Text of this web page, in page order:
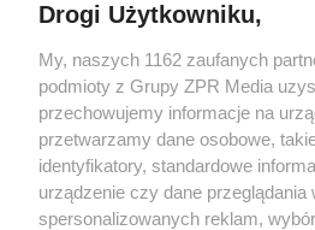
Drogi Użytkowniku,
My, naszych 1162 zaufanych
podmioty z Grupy ZPR Media
przechowujemy informacje na
przetwarzamy dane osobowe,
identyfikatory, standardowe
urządzenie czy dane przeglądania
spersonalizowanych reklam,